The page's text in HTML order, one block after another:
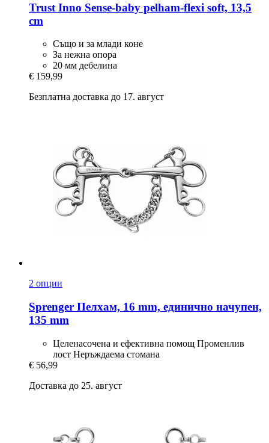
Trust Inno Sense-​baby pelham-​flexi soft, 13,5
cm
Също и за млади коне
За нежна опора
20 мм дебелина
€ 159,99
Безплатна доставка до 17. август
2 опции
Sprenger Пелхам, 16 mm, единично начупен,
135 mm
Целенасочена и ефективна помощ Променлив
лост Неръждаема стомана
€ 56,99
Доставка до 25. август